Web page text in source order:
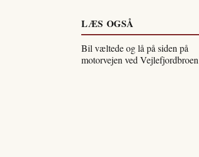
LÆS OGSÅ
Bil væltede og lå på siden på
motorvejen ved Vejlefjordbroen